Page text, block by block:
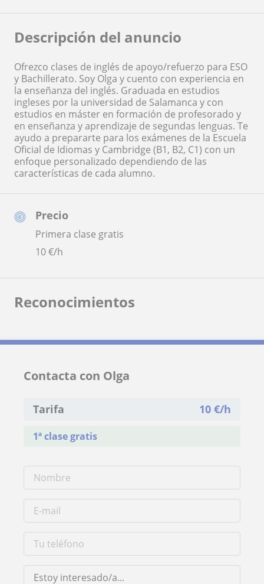
Precio
Primera clase gratis
10€/h
Descripción del anuncio
Ofrezco clases de inglés de apoyo/refuerzo para ESO
y Bachillerato. Soy Olga y cuento con experiencia en
la enseñanza del inglés. Graduada en estudios
ingleses por la universidad de Salamanca y con
estudios en máster en formación de profesorado y
en enseñanza y aprendizaje de segundas lenguas. Te
ayudo a prepararte para los exámenes de la Escuela
Oficial de Idiomas y Cambridge (B1, B2, C1) con un
enfoque personalizado dependiendo de las
características de cada alumno.
Reconocimientos
Contacta con Olga
Tarifa 10 €/h
1ª clase gratis